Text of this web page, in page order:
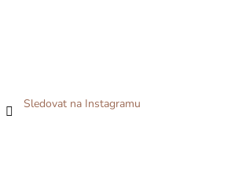
Sledovat na Instagramu